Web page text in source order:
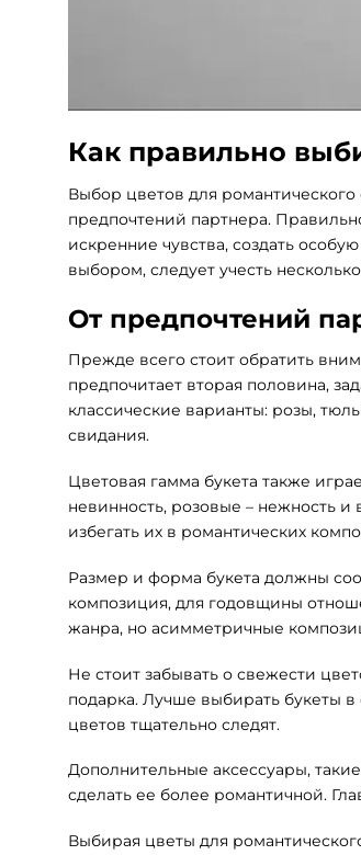
Как правильно
Выбор цветов для
предпочтений партнера.
искренние чувства, создать
выбором, следует учесть
От предпочтений
Прежде всего стоит обратить
предпочитает вторая половина,
классические варианты: розы,
свидания.
Цветовая гамма букета также
невинность, розовые – нежность
избегать их в романтических
Размер и форма букета должны
композиция, для годовщины
жанра, но асимметричные
Не стоит забывать о свежести
подарка. Лучше выбирать букеты в
цветов тщательно следят.
Дополнительные аксессуары,
сделать ее более романтичной.
Выбирая цветы для